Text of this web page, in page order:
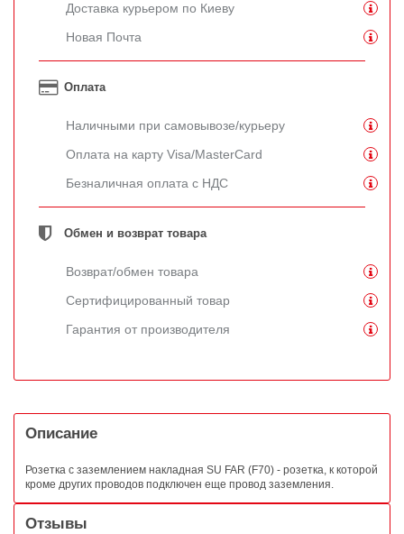
Доставка курьером по Киеву
Новая Почта
Оплата
Наличными при самовывозе/курьеру
Оплата на карту Visa/MasterCard
Безналичная оплата с НДС
Обмен и возврат товара
Возврат/обмен товара
Сертифицированный товар
Гарантия от производителя
Описание
Розетка с заземлением накладная SU FAR (F70) - розетка, к которой
кроме других проводов подключен еще провод заземления.
Отзывы